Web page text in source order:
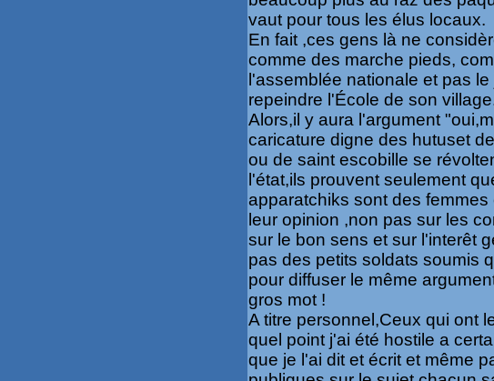
vaut pour tous les élus locaux.
En fait ,ces gens là ne
comme des marche pieds,
l'assemblée nationale et pas
repeindre l'École de son
Alors,il y aura l'argument
caricature digne des hutuset
ou de saint escobille se
l'état,ils prouvent seulement
apparatchiks sont des
leur opinion ,non pas sur les
sur le bon sens et sur l'interêt
pas des petits soldats soumis
pour diffuser le même
gros mot !
A titre personnel,Ceux qui ont
quel point j'ai été hostile a
que je l'ai dit et écrit et même